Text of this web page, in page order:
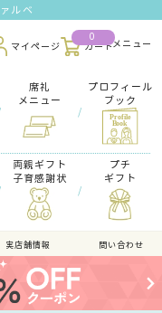
ルベ
マイページ
0
カート
席礼
メニュー
/
プロフィール
ブック
両親ギフト
子育感謝状
/
プチ
ギフト
実店舗情報 問い合わせ